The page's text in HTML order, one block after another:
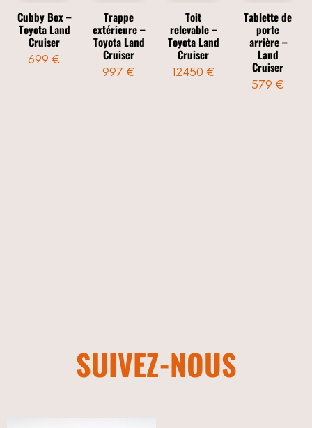
Cubby Box –
Toyota Land
Cruiser
699 €
Trappe
extérieure –
Toyota Land
Cruiser
997 €
Toit
relevable –
Toyota Land
Cruiser
12450 €
Tablette de
porte
arrière –
Land
Cruiser
579 €
Il n’y a pas encore d’avis.
SUIVEZ-NOUS